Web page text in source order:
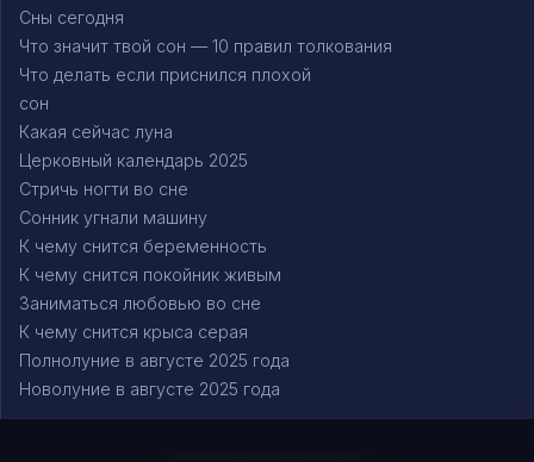
Сны сегодня
Что значит твой сон — 10 правил толкования
Что делать если приснился плохой
сон
Какая сейчас луна
Церковный календарь 2025
Стричь ногти во сне
Сонник угнали машину
К чему снится беременность
К чему снится покойник живым
Заниматься любовью во сне
К чему снится крыса серая
Полнолуние в августе 2025 года
Новолуние в августе 2025 года